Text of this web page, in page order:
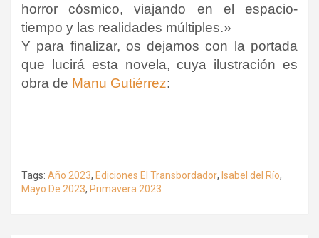
horror cósmico, viajando en el espacio-
tiempo y las realidades múltiples.»
Y para finalizar, os dejamos con la portada
que lucirá esta novela, cuya ilustración es
obra de Manu Gutiérrez:
Tags: Año 2023, Ediciones El Transbordador, Isabel del Río,
Mayo De 2023, Primavera 2023